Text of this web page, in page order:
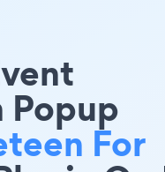
Popup
For